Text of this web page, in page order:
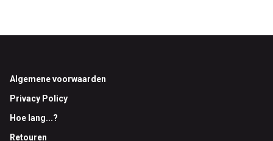
Footer
Algemene voorwaarden
Privacy Policy
Hoe lang...?
Retouren